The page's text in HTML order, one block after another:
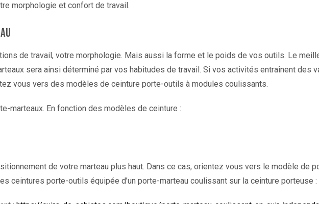
morphologie et confort de travail.
de travail, votre morphologie. Mais aussi la forme et le poids de vos outils. Le
sera ainsi déterminé par vos habitudes de travail. Si vos activités entraînent des
vous vers des modèles de ceinture porte-outils à modules coulissants.
marteaux. En fonction des modèles de ceinture :
de votre marteau plus haut. Dans ce cas, orientez vous vers le modèle de
ceintures porte-outils équipée d’un porte-marteau coulissant sur la ceinture porteuse :